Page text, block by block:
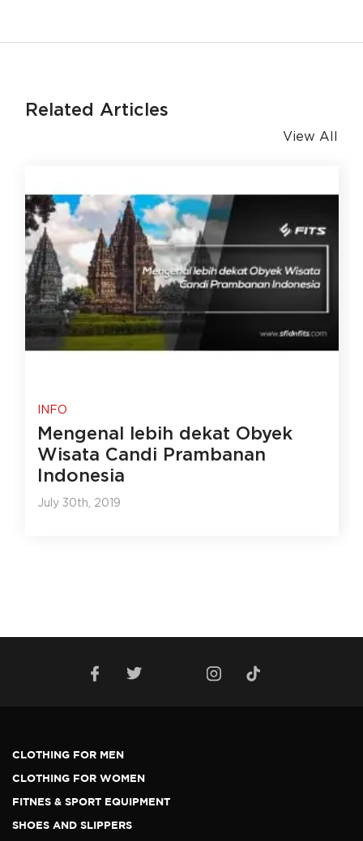
Related Articles
View All
INFO
Mengenal lebih dekat Obyek
Wisata Candi Prambanan
Indonesia
July 30th, 2019
CLOTHING FOR MEN
CLOTHING FOR WOMEN
FITNES & SPORT EQUIPMENT
SHOES AND SLIPPERS